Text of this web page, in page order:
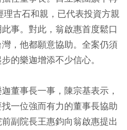
古石和親，已代表投資方親
事。對此，翁啟惠首度鬆口
，他都願意協助。全案仍須
的樂迦增添不少信心。
董事長一事，陳宗基表示，
一位強而有力的董事長協助
副院長王惠鈞向翁啟惠提出